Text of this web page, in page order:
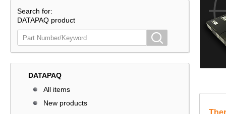
Search for:
DATAPAQ product
DATAPAQ
All items
New products